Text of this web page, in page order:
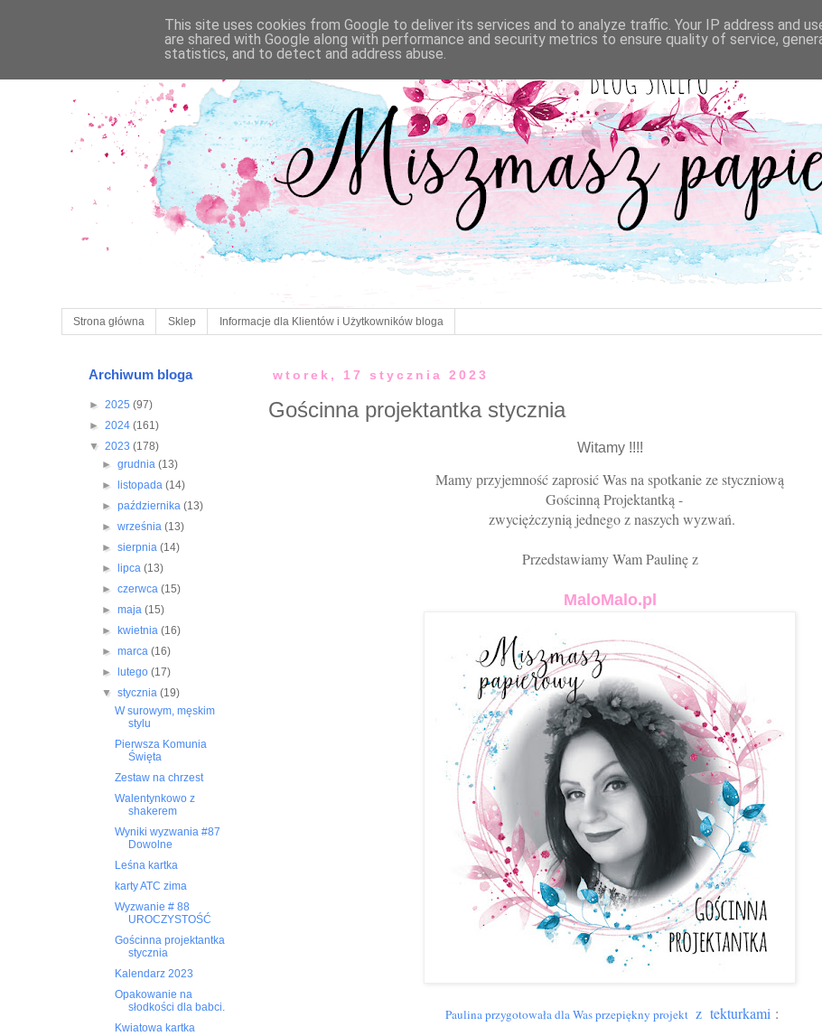
Strona główna Sklep Informacje dla Klientów i Użytkowników bloga
wtorek, 17 stycznia 2023
Gościnna projektantka stycznia
Witamy !!!!
Mamy przyjemność zaprosić Was na spotkanie ze styczniową
Gościnną Projektantką -
zwyciężczynią jednego z naszych wyzwań.
Przedstawiamy Wam Paulinę z
MaloMalo.pl
Paulina przygotowała dla Was przepiękny projekt z tekturkami :
Archiwum bloga
► 2025 (97)
► 2024 (161)
▼ 2023 (178)
► grudnia (13)
►
listopada (14)
► października (13)
► września (13)
► sierpnia (14)
►
lipca (13)
► czerwca (15)
► maja (15)
►
kwietnia (16)
► marca (16)
►
lutego (17)
▼ stycznia (19)
W surowym, męskim
stylu
Pierwsza Komunia
Święta
Zestaw na chrzest
Walentynkowo z
shakerem
Wyniki wyzwania #87
Dowolne
Leśna kartka
karty ATC zima
Wyzwanie # 88
UROCZYSTOŚĆ
Gościnna projektantka
stycznia
Kalendarz 2023
Opakowanie na
słodkości dla babci.
Kwiatowa kartka
This site uses cookies from Google to deliver its services and to analyze traffic. Your IP address and
are shared with Google along with performance and security metrics to ensure quality of service,
statistics, and to detect and address abuse.